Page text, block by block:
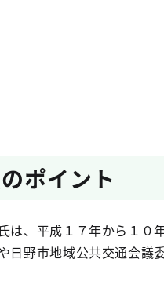
ポイント
は、平成１７年から１０
日野市地域公共交通会議